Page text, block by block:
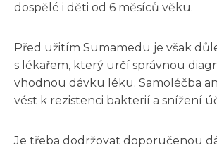
dospělé i děti od 6 měsíců věku.
Před užitím Sumamedu je však
s lékařem, který určí správnou
vhodnou dávku léku. Samoléčba
vést k rezistenci bakterií a snížení
Je třeba dodržovat doporučenou